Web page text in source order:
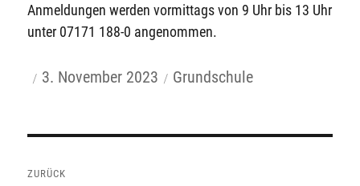
Anmeldungen werden vormittags von 9 Uhr bis 13 Uhr
unter 07171 188-0 angenommen.
AutorVeröffentlicht
3. November 2023 Kategorien
Grundschule
ZURÜCK